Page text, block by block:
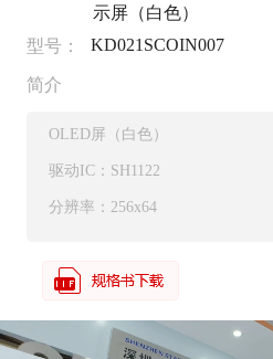
示屏（白色）
型号：
KD021SCOIN007
简介
OLED屏（白色）
驱动IC：SH1122
分辨率：256x64